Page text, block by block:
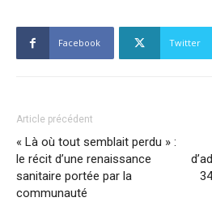
Facebook Twitter
Article précédent
« Là où tout semblait perdu » :
le récit d’une renaissance
sanitaire portée par la
communauté